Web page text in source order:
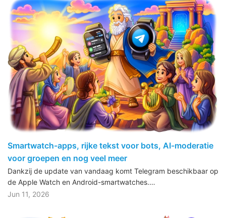
Smartwatch-apps, rijke tekst voor bots, AI-moderatie
voor groepen en nog veel meer
Dankzij de update van vandaag komt Telegram beschikbaar op
de Apple Watch en Android-smartwatches.…
Jun 11, 2026